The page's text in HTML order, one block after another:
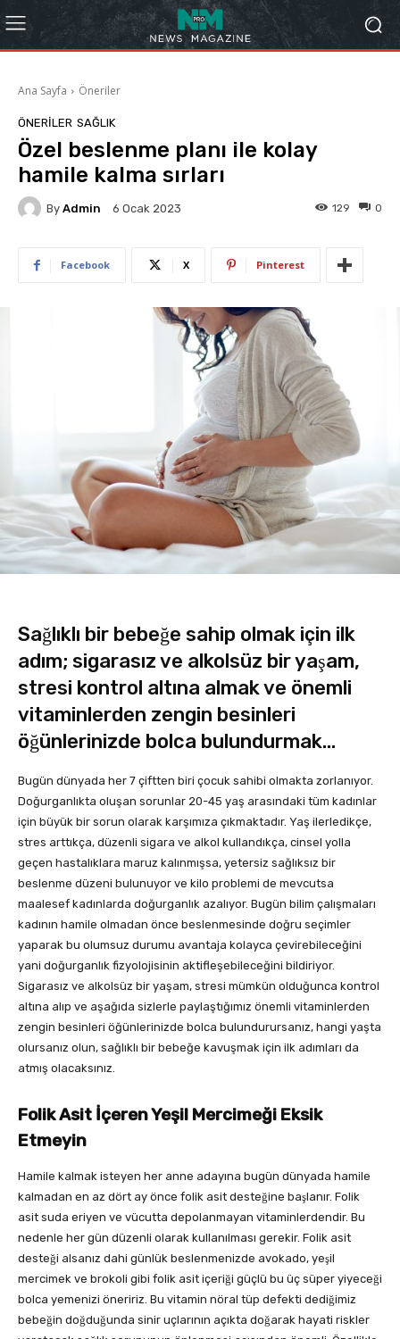
Ana Sayfa Öneriler
ÖNERILER SAĞLIK
Özel beslenme planı ile kolay
hamile kalma sırları
By Admin 6 Ocak 2023 0
129
Facebook X Pinterest
Sağlıklı bir bebeğe sahip olmak için ilk
adım; sigarasız ve alkolsüz bir yaşam,
stresi kontrol altına almak ve önemli
vitaminlerden zengin besinleri
öğünlerinizde bolca bulundurmak…
Bugün dünyada her 7 çiftten biri çocuk sahibi olmakta zorlanıyor.
Doğurganlıkta oluşan sorunlar 20-45 yaş arasındaki tüm kadınlar
için büyük bir sorun olarak karşımıza çıkmaktadır. Yaş ilerledikçe,
stres arttıkça, düzenli sigara ve alkol kullandıkça, cinsel yolla
geçen hastalıklara maruz kalınmışsa, yetersiz sağlıksız bir
beslenme düzeni bulunuyor ve kilo problemi de mevcutsa
maalesef kadınlarda doğurganlık azalıyor. Bugün bilim çalışmaları
kadının hamile olmadan önce beslenmesinde doğru seçimler
yaparak bu olumsuz durumu avantaja kolayca çevirebileceğini
yani doğurganlık fizyolojisinin aktifleşebileceğini bildiriyor.
Sigarasız ve alkolsüz bir yaşam, stresi mümkün olduğunca kontrol
altına alıp ve aşağıda sizlerle paylaştığımız önemli vitaminlerden
zengin besinleri öğünlerinizde bolca bulundurursanız, hangi yaşta
olursanız olun, sağlıklı bir bebeğe kavuşmak için ilk adımları da
atmış olacaksınız.
Folik Asit İçeren Yeşil Mercimeği Eksik
Etmeyin
Hamile kalmak isteyen her anne adayına bugün dünyada hamile
kalmadan en az dört ay önce folik asit desteğine başlanır. Folik
asit suda eriyen ve vücutta depolanmayan vitaminlerdendir. Bu
nedenle her gün düzenli olarak kullanılması gerekir. Folik asit
desteği alsanız dahi günlük beslenmenizde avokado, yeşil
mercimek ve brokoli gibi folik asit içeriği güçlü bu üç süper yiyeceği
bolca yemenizi öneririz. Bu vitamin nöral tüp defekti dediğimiz
bebeğin doğduğunda sinir uçlarının açıkta doğarak hayati riskler